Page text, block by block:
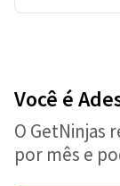
Você é
O GetNinjas
por mês e